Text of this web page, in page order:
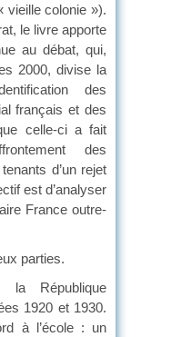
vieille colonie »).
le livre apporte
au débat, qui,
2000, divise la
des
français et des
celle-ci a fait
des
d’un rejet
est d’analyser
France outre-
parties.
République
1920 et 1930.
à l’école : un